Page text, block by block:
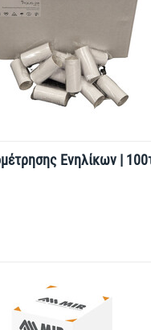
Ενηλίκων |